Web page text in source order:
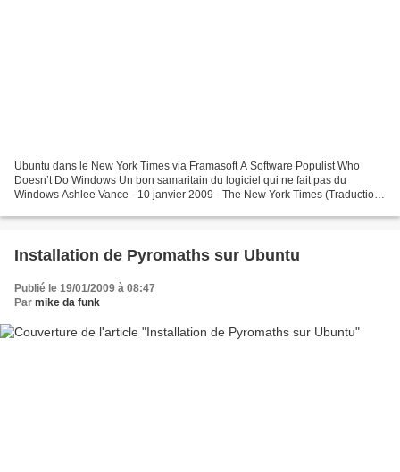
Ubuntu dans le New York Times via Framasoft A Software Populist Who
Doesn’t Do Windows Un bon samaritain du logiciel qui ne fait pas du
Windows Ashlee Vance - 10 janvier 2009 - The New York Times (Traduction
Installation de Pyromaths sur Ubuntu
Publié le 19/01/2009 à 08:47
Par mike da funk